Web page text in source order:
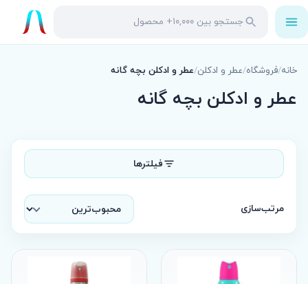
باز
کردن
منو
جستجو
در
محصولات
جستجو
خانه/فروشگاه/عطر و ادکلن/عطر و ادکلن بچه گانه
عطر و ادکلن بچه گانه
فیلترها
مرتب‌سازی